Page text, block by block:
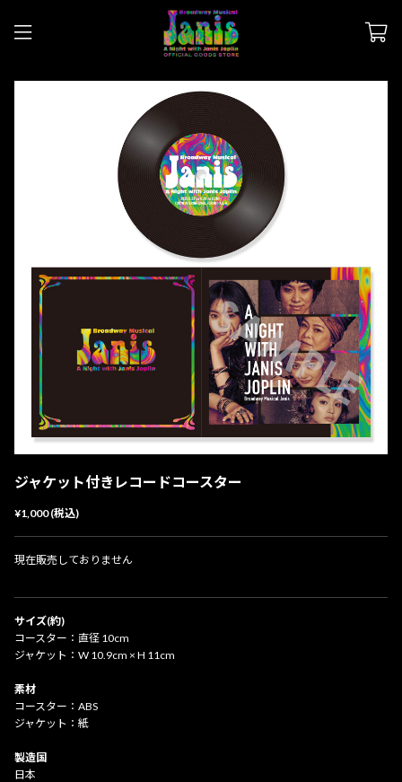
ジャケット付きレコードコースター
¥1,000 (税込)
現在販売しておりません
サイズ(約)
コースター：直径 10cm
ジャケット：W 10.9cm × H 11cm
素材
コースター：ABS
ジャケット：紙
製造国
日本